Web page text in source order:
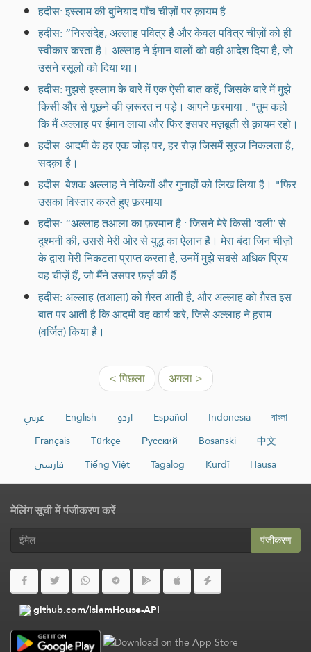
हदीस: इस्लाम की बुनियाद पाँच चीज़ों पर क़ायम है
हदीस: “निस्संदेह, अल्लाह पवित्र है और केवल पवित्र चीज़ों को ही
स्वीकार करता है। अल्लाह ने ईमान वालों को वही आदेश दिया है, जो
उसने रसूलों को दिया था।
हदीस: मुझसे इस्लाम के बारे में एक ऐसी बात कहें, जिसके बारे में मुझे
किसी और से पूछने की ज़रूरत न पड़े। आपने फ़रमाया : "तुम कहो
कि मैं अल्लाह पर ईमान लाया और फिर इसपर मज़बूती से क़ायम रहो।
हदीस: आदमी के हर एक जोड़ पर, हर रोज़ जिसमें सूरज निकलता है,
सदक़ा है।
हदीस: बेशक अल्लाह ने नेकियों और गुनाहों को लिख लिया है। "फिर
उसका विस्तार करते हुए फ़रमाया
हदीस: “अल्लाह तआला का फ़रमान है : जिसने मेरे किसी ‘वली’ से
दुश्मनी की, उससे मेरी ओर से युद्ध का ऐलान है। मेरा बंदा जिन चीज़ों
के द्वारा मेरी निकटता प्राप्त करता है, उनमें मुझे सबसे अधिक प्रिय
वह चीज़ें हैं, जो मैंने उसपर फ़र्ज़ की हैं
हदीस: अल्लाह (तआला) को ग़ैरत आती है, और अल्लाह को ग़ैरत इस
बात पर आती है कि आदमी वह कार्य करे, जिसे अल्लाह ने ह़राम
(वर्जित) किया है।
< पिछला अगला >
عربي English اردو Español Indonesia
বাংলা
Français
Türkçe Русский Bosanski
中文
فارسی
Tiếng Việt Tagalog Kurdî Hausa
मेलिंग सूची में पंजीकरण करें
पंजीकरण
github.com/IslamHouse-API